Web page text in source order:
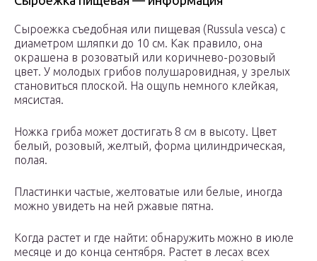
Сыроежка съедобная или пищевая (Russula vesca) с
диаметром шляпки до 10 см. Как правило, она
окрашена в розоватый или коричнево-розовый
цвет. У молодых грибов полушаровидная, у зрелых
становиться плоской. На ощупь немного клейкая,
мясистая.
Ножка гриба может достигать 8 см в высоту. Цвет
белый, розовый, желтый, форма цилиндрическая,
полая.
Пластинки частые, желтоватые или белые, иногда
можно увидеть на ней ржавые пятна.
Когда растет и где найти: обнаружить можно в июле
месяце и до конца сентября. Растет в лесах всех